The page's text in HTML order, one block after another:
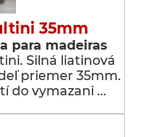
35mm
para madeiras
Silná liatinová
priemer 35mm.
do vymazani …